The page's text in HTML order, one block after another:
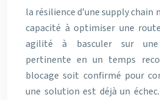
la résilience d’une supply chain
capacité à optimiser une
agilité à basculer sur
pertinente en un temps
blocage soit confirmé pour
une solution est déjà un